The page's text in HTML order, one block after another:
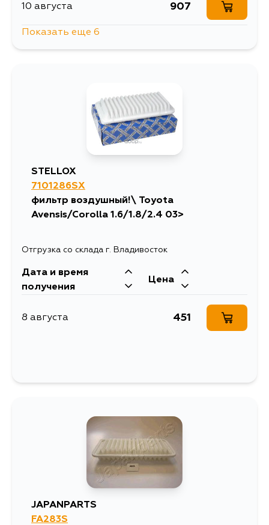
10 августа 907
1892
1173
13 августа
Показать еще 6
STELLOX
7101286SX
фильтр воздушный!\ Toyota
Avensis/Corolla 1.6/1.8/2.4 03>
Отгрузка со склада г. Владивосток
Дата и время
получения
Цена
8 августа 451
JAPANPARTS
FA283S